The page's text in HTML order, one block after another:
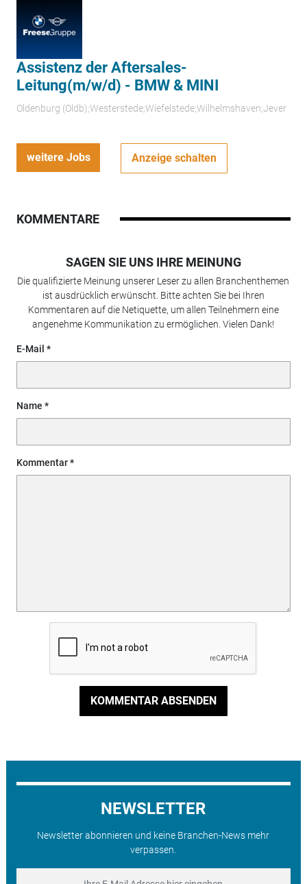
Assistenz der Aftersales-
Leitung(m/w/d) - BMW & MINI
Oldenburg (Oldb);Westerstede;Wiefelstede;Wilhelmshaven;Jever
weitere Jobs Anzeige schalten
KOMMENTARE
SAGEN SIE UNS IHRE MEINUNG
Die qualifizierte Meinung unserer Leser zu allen Branchenthemen
ist ausdrücklich erwünscht. Bitte achten Sie bei Ihren
Kommentaren auf die Netiquette, um allen Teilnehmern eine
angenehme Kommunikation zu ermöglichen. Vielen Dank!
E-Mail
Name
Kommentar
KOMMENTAR ABSENDEN
NEWSLETTER
Newsletter abonnieren und keine Branchen-News mehr
verpassen.